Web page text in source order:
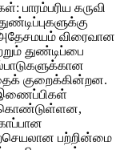
பாரம்பரிய கருவி
விரைவான
துண்டிப்பை
குறைக்கின்றன.
இணைப்பிகள்
கொண்டுள்ளன,
பற்றின்மை